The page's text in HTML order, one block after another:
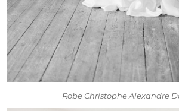
Robe Christophe Alexandre